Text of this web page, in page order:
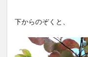
下からのぞくと、